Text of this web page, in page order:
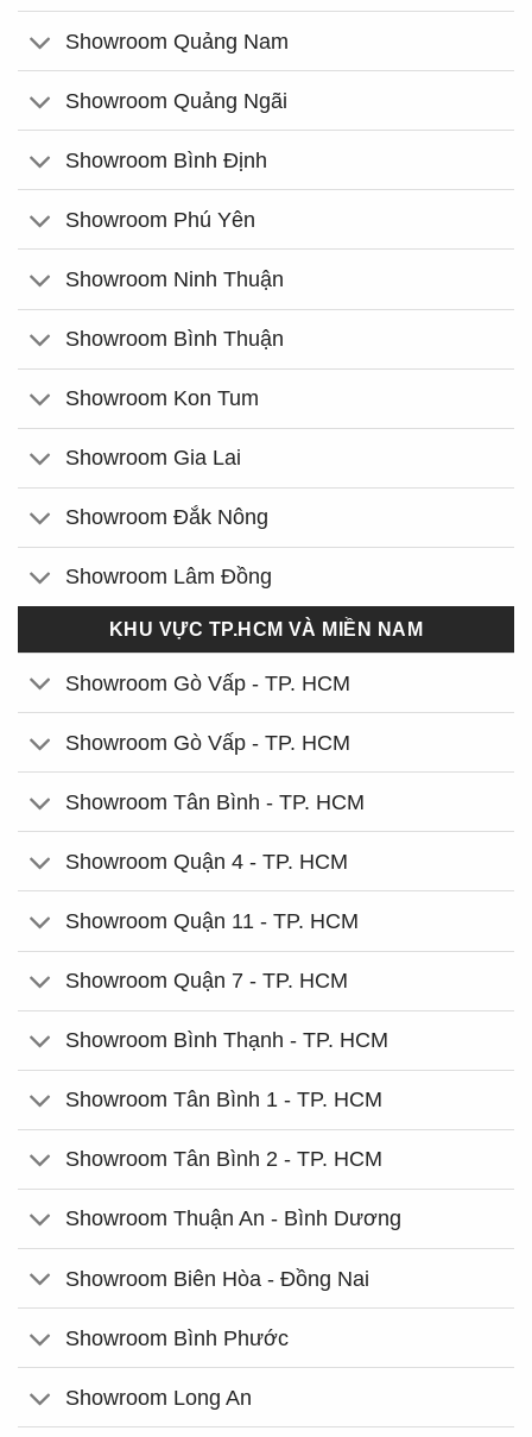
Showroom Quảng Nam
Showroom Quảng Ngãi
Showroom Bình Định
Showroom Phú Yên
Showroom Ninh Thuận
Showroom Bình Thuận
Showroom Kon Tum
Showroom Gia Lai
Showroom Đắk Nông
Showroom Lâm Đồng
KHU VỰC TP.HCM VÀ MIỀN NAM
Showroom Gò Vấp - TP. HCM
Showroom Gò Vấp - TP. HCM
Showroom Tân Bình - TP. HCM
Showroom Quận 4 - TP. HCM
Showroom Quận 11 - TP. HCM
Showroom Quận 7 - TP. HCM
Showroom Bình Thạnh - TP. HCM
Showroom Tân Bình 1 - TP. HCM
Showroom Tân Bình 2 - TP. HCM
Showroom Thuận An - Bình Dương
Showroom Biên Hòa - Đồng Nai
Showroom Bình Phước
Showroom Long An